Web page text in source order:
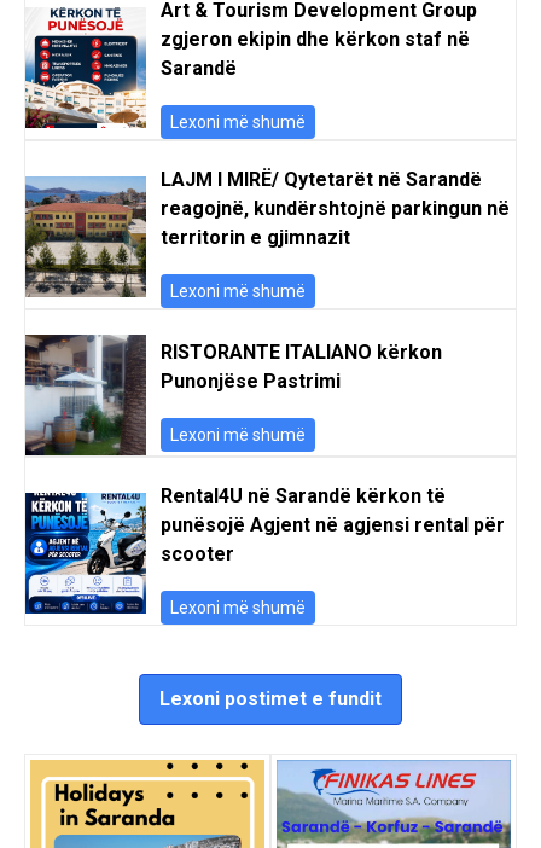
Art & Tourism Development Group
zgjeron ekipin dhe kërkon staf në
Sarandë
Lexoni më shumë
LAJM I MIRË/ Qytetarët në Sarandë
reagojnë, kundërshtojnë parkingun në
territorin e gjimnazit
Lexoni më shumë
RISTORANTE ITALIANO kërkon
Punonjëse Pastrimi
Lexoni më shumë
Rental4U në Sarandë kërkon të
punësojë Agjent në agjensi rental për
scooter
Lexoni më shumë
Lexoni postimet e fundit